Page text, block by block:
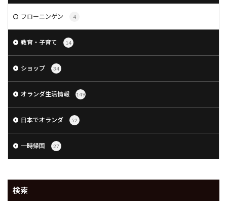
フローニンゲン 4
教育・子育て 14
ショップ 34
オランダ生活情報 149
日本でオランダ 52
一時帰国 27
検索